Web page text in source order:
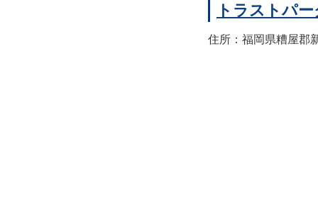
トラストパ
住所：福岡県糟屋郡